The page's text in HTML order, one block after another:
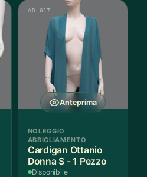
Anteprima
AD 017
NOLEGGIO
ABBIGLIAMENTO
Cardigan Ottanio
Donna S - 1 Pezzo
Disponibile